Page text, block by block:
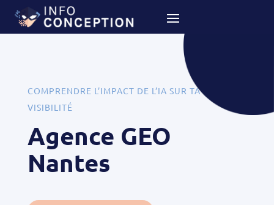
COMPRENDRE L’IMPACT DE L’IA SUR TA
VISIBILITÉ
Agence GEO
Nantes